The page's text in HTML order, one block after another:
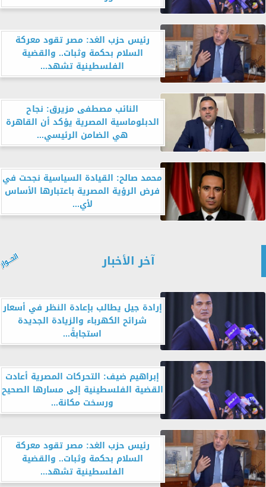
رئيس حزب الغد: مصر تقود معركة
السلام بحكمة وثبات.. والقضية
الفلسطينية تشهد...
النائب مصطفى مزيرق: نجاح
الدبلوماسية المصرية يؤكد أن القاهرة
هي الضامن الرئيسي...
محمد صالح: القيادة السياسية نجحت في
فرض الرؤية المصرية باعتبارها الأساس
لأي...
آخر الأخبار
إرادة جيل يطالب بإعادة النظر في أسعار
شرائح الكهرباء والزيادة الجديدة
استجابةً...
إبراهيم ضيف: التحركات المصرية أعادت
القضية الفلسطينية إلى مسارها الصحيح
ورسخت مكانة...
رئيس حزب الغد: مصر تقود معركة
السلام بحكمة وثبات.. والقضية
الفلسطينية تشهد...